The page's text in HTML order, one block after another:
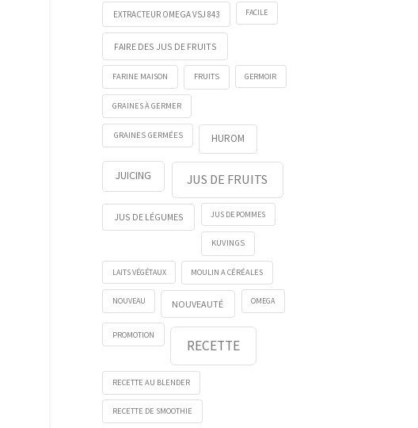
EXTRACTEUR OMEGA VSJ 843 FACILE
FAIRE DES JUS DE FRUITS
FARINE MAISON FRUITS GERMOIR
GRAINES À GERMER
GRAINES GERMÉES HUROM
JUICING JUS DE FRUITS
JUS DE LÉGUMES JUS DE POMMES
KUVINGS
LAITS VÉGÉTAUX MOULIN A CÉRÉALES
NOUVEAU NOUVEAUTÉ OMEGA
PROMOTION
RECETTE
RECETTE AU BLENDER
RECETTE DE SMOOTHIE